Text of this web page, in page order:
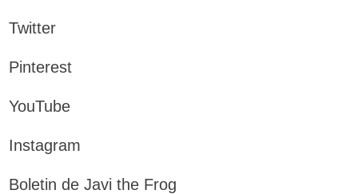
Twitter
Pinterest
YouTube
Instagram
Boletin de Javi the Frog